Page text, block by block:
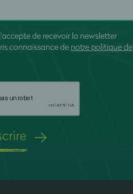
de recevoir la newsletter
connaissance de notre politique de